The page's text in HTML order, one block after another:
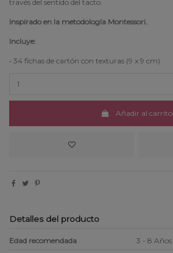
través del sentido del tacto.
Inspirado en la metodología Montessori.
Incluye:
• 34 fichas de cartón con texturas (9 x 9 cm)
Añadir al carrito
Detalles del producto
Edad recomendada
3 - 8 Años